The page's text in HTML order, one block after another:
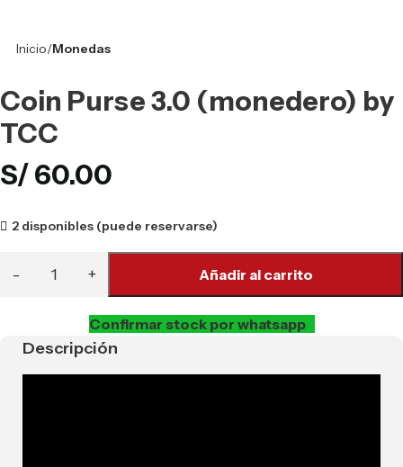
Inicio Monedas
Coin Purse 3.0 (monedero) by
TCC
S/60.00
2 disponibles (puede reservarse)
Añadir al carrito
Confirmar stock por whatsapp
Descripción